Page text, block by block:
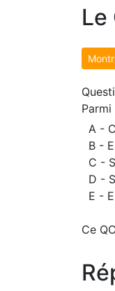
Le
A -
B -
C -
D -
E -
Ce